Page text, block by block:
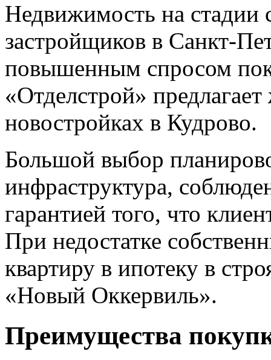
Недвижимость на стадии
застройщиков в Санкт-
повышенным спросом
«Отделстрой»
новостройках в Кудрово.
Большой выбор
инфраструктура,
гарантией того, что
При недостатке
квартиру в ипотеку в
«Новый Оккервиль».
Преимущества